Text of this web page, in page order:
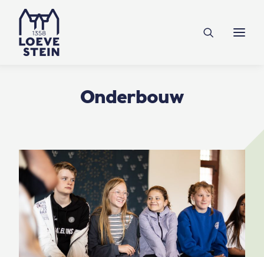
Ontdek Loevestein
Plan je bezoek
NL EN DE
Steun ons
Tickets
Onderbouw